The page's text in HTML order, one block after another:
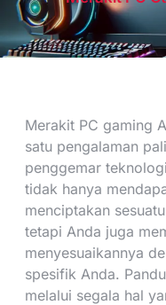
Merakit PC gaming
satu pengalaman
penggemar
tidak hanya
menciptakan
tetapi Anda juga
menyesuaikannya
spesifik Anda.
melalui segala hal